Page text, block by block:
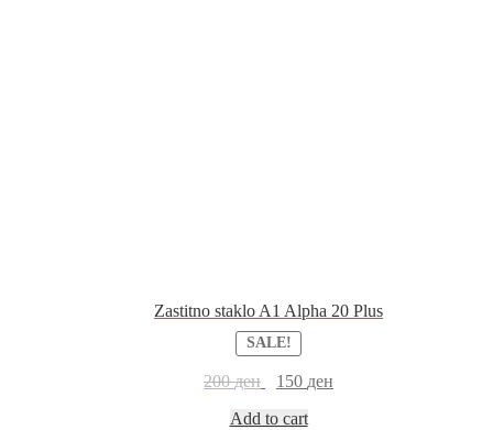
Zastitno staklo A1 Alpha 20 Plus
SALE!
200ден 150 ден
Add to cart